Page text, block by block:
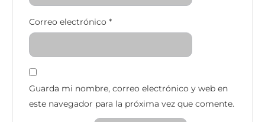
Correo electrónico*
Guarda mi nombre, correo electrónico y web en
este navegador para la próxima vez que comente.